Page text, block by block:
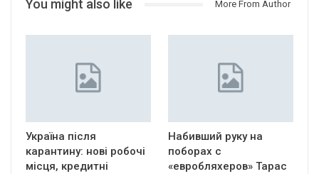
You might also like More From Author
Україна після
карантину: нові робочі
місця, кредитні
Набивший руку на
поборах с
«евробляхеров» Тарас